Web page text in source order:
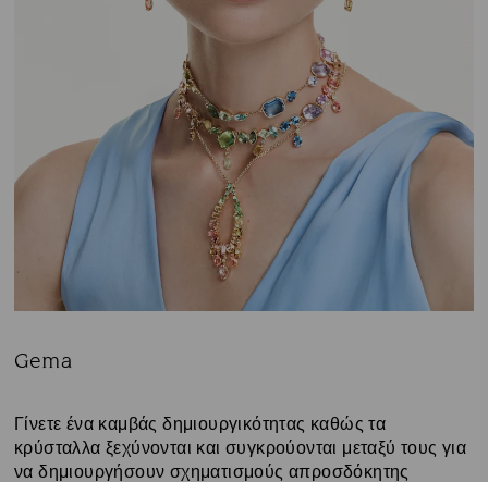
Gema
Γίνετε ένα καμβάς δημιουργικότητας καθώς τα
κρύσταλλα ξεχύνονται και συγκρούονται μεταξύ τους για
να δημιουργήσουν σχηματισμούς απροσδόκητης